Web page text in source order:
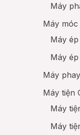
Máy
Máy
Máy
Máy
Máy
Máy tiện
Máy
Máy